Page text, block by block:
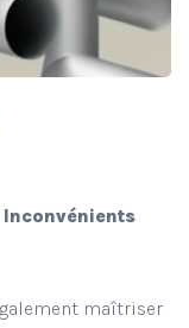
Inconvénients
maîtriser